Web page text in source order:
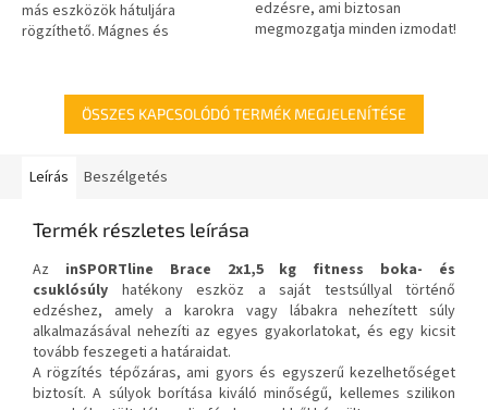
más eszközök hátuljára
rögzíthető. Mágnes és
tárgyaknak.
edzésre, ami biztosan
megmozgatja minden izmodat!
ÖSSZES KAPCSOLÓDÓ TERMÉK MEGJELENÍTÉSE
Leírás Beszélgetés
Termék részletes leírása
Az inSPORTline Brace 2x1,5 kg fitness boka- és
csuklósúly hatékony eszköz a saját testsúllyal történő
edzéshez, amely a karokra vagy lábakra nehezített súly
alkalmazásával nehezíti az egyes gyakorlatokat, és egy kicsit
tovább feszegeti a határaidat.
A rögzítés tépőzáras, ami gyors és egyszerű kezelhetőséget
biztosít. A súlyok borítása kiváló minőségű, kellemes szilikon